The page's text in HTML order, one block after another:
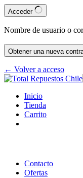
Acceder
Nombre de usuario o
Obtener una nueva
← Volver a acceso
Inicio
Tienda
Carrito
Contacto
Ofertas